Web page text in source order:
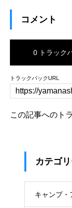
コメント
0 トラック
トラックバックURL
この記事へのト
カテゴ
キャンプ・